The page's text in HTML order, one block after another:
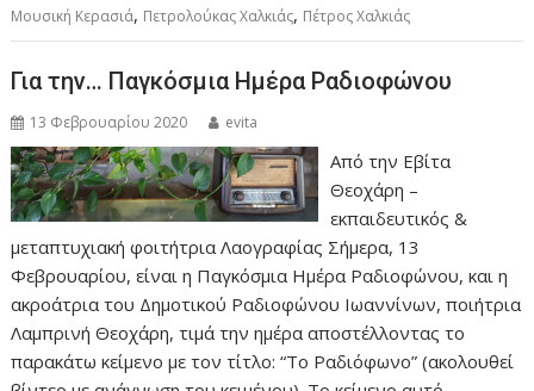
Μουσική Κερασιά, Πετρολούκας Χαλκιάς, Πέτρος Χαλκιάς
Για την… Παγκόσμια Ημέρα Ραδιοφώνου
13 Φεβρουαρίου 2020 evita
Από την Εβίτα
Θεοχάρη –
εκπαιδευτικός &
μεταπτυχιακή φοιτήτρια Λαογραφίας Σήμερα, 13
Φεβρουαρίου, είναι η Παγκόσμια Ημέρα Ραδιοφώνου, και η
ακροάτρια του Δημοτικού Ραδιοφώνου Ιωαννίνων, ποιήτρια
Λαμπρινή Θεοχάρη, τιμά την ημέρα αποστέλλοντας το
παρακάτω κείμενο με τον τίτλο: “Το Ραδιόφωνο” (ακολουθεί